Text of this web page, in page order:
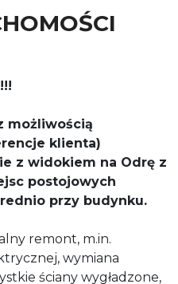
możliwością
klienta)
z widokiem na Odrę z
postojowych
przy budynku.
remont, m.in.
wymiana
ściany wygładzone,